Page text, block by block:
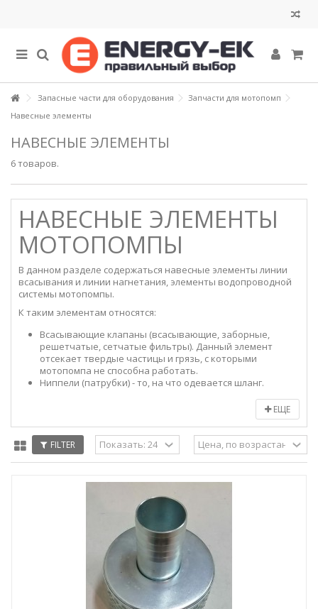
Запасные части для оборудования
Запчасти для мотопомп
Навесные элементы
НАВЕСНЫЕ ЭЛЕМЕНТЫ
6 товаров.
НАВЕСНЫЕ ЭЛЕМЕНТЫ
МОТОПОМПЫ
В данном разделе содержаться навесные элементы линии
всасывания и линии нагнетания, элементы водопроводной
системы мотопомпы.
К таким элементам относятся:
Всасывающие клапаны (всасывающие, заборные,
решетчатые, сетчатые фильтры). Данный элемент
отсекает твердые частицы и грязь, с которыми
мотопомпа не способна работать.
Ниппели (патрубки) - то, на что одевается шланг.
ЕЩЕ
FILTER